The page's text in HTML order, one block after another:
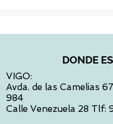
DONDE
VIGO:
Avda. de las Camelias
984
Calle Venezuela 28 Tlf: